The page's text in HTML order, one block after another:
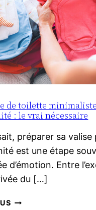
de toilette
: le vrai nécessaire
préparer sa valise
est une étape
d’émotion. Entre
du […]
TROUSSE